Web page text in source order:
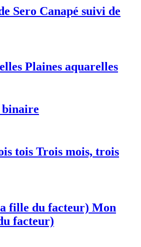
Canapé suivi de
Plaines aquarelles
Trois mois, trois
Mon
facteur)